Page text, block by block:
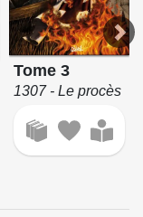
Tome 3
1307 - Le procès